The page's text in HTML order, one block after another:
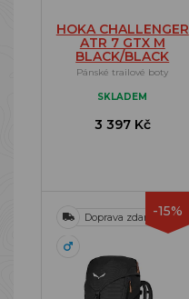
HOKA CHALLENGER
ATR 7 GTX M
BLACK/BLACK
Pánské trailové boty
SKLADEM
3 397 Kč
-15%
Doprava zdarma